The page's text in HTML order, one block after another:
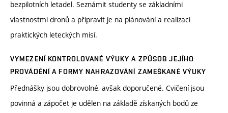
bezpilotních letadel. Seznámit studenty se základními
vlastnostmi dronů a připravit je na plánování a realizaci
praktických leteckých misí.
VYMEZENÍ KONTROLOVANÉ VÝUKY A ZPŮSOB JEJÍHO
PROVÁDĚNÍ A FORMY NAHRAZOVÁNÍ ZAMEŠKANÉ VÝUKY
Přednášky jsou dobrovolné, avšak doporučené. Cvičení jsou
povinná a zápočet je udělen na základě získaných bodů ze